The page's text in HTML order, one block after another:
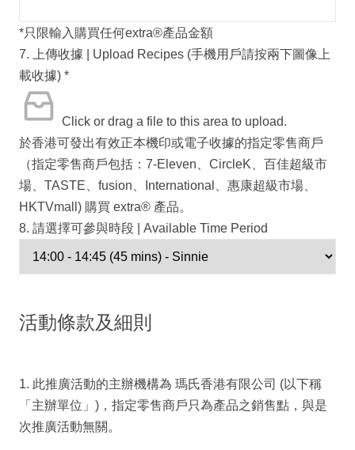
*只限輸入購買任何extra®️產品金額
7. 上傳收據 | Upload Recipes (手機用戶請按兩下圖像上
載收據) *
Click or drag a file to this area to upload.
於香港可發出有效正本機印或電子收據的指定零售商戶
（指定零售商戶包括：7-Eleven、CircleK、百佳超級市
場、TASTE、fusion、International、惠康超級市場、
HKTVmall) 購買 extra® 產品。
8. 請選擇可參與時段 | Available Time Period
活動條款及細則
1. 此推廣活動的主辦機構為 瑪氏香港有限公司 (以下稱
「主辦單位」)，指定零售商戶只為產品之銷售點，與是
次推廣活動無關。